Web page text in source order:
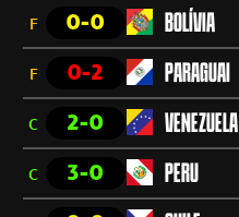
F 0-0 BOLÍVIA
F 0-2 PARAGUAI
C 2-0 VENEZUELA
C 3-0 PERU